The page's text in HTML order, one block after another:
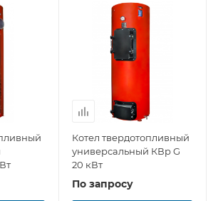
Котел твердотопливный
универсальный КВр G
20 кВт
По запросу